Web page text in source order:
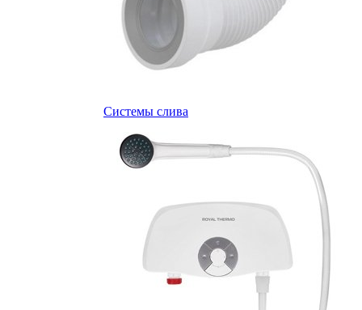
Системы слива